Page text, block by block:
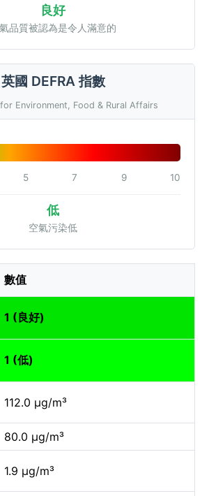
良好
品質被認為是令人滿意的
英國 DEFRA 指數
Environment, Food & Rural Affairs
5 7 9 10
低
空氣污染低
數值
1 (良好)
1 (低)
112.0 µg/m³
80.0 µg/m³
1.9 µg/m³